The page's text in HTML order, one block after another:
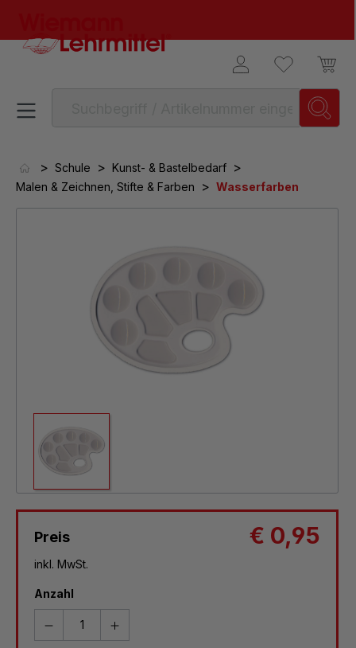
> Schule > Kunst- & Bastelbedarf >
Malen & Zeichnen, Stifte & Farben > Wasserfarben
Preis € 0,95
inkl. MwSt.
Anzahl